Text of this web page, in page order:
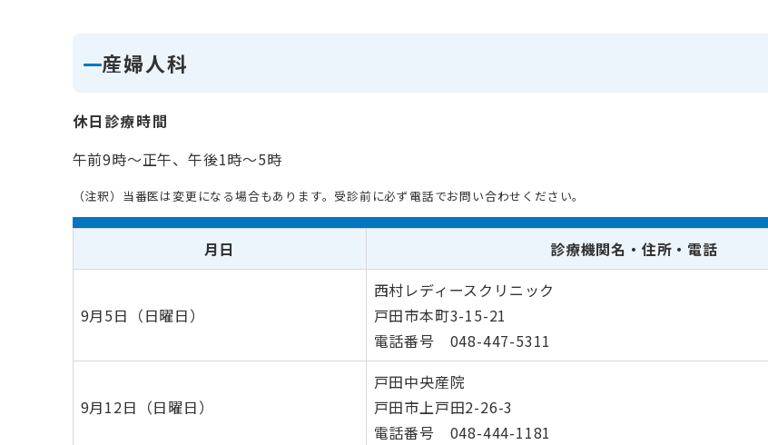
産婦人科
休日診療時間
午前9時～正午、午後1時～5時
（注釈）当番医は変更になる場合もあります。受診前に必ず電話でお問い合わせください。
月日 診療機関名・住所・電話
9月5日（日曜日）
西村レディースクリニック
戸田市本町3-15-21
電話番号 048-447-5311
9月12日（日曜日）
戸田中央産院
戸田市上戸田2-26-3
電話番号 048-444-1181